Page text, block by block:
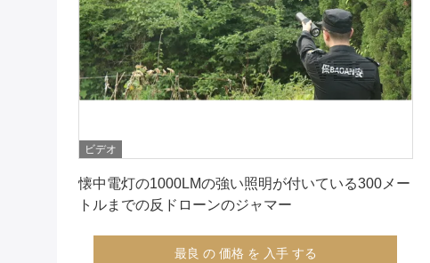
ビデオ
懐中電灯の1000LMの強い照明が付いている300メー
トルまでの反ドローンのジャマー
最良 の 価格 を 入手 する